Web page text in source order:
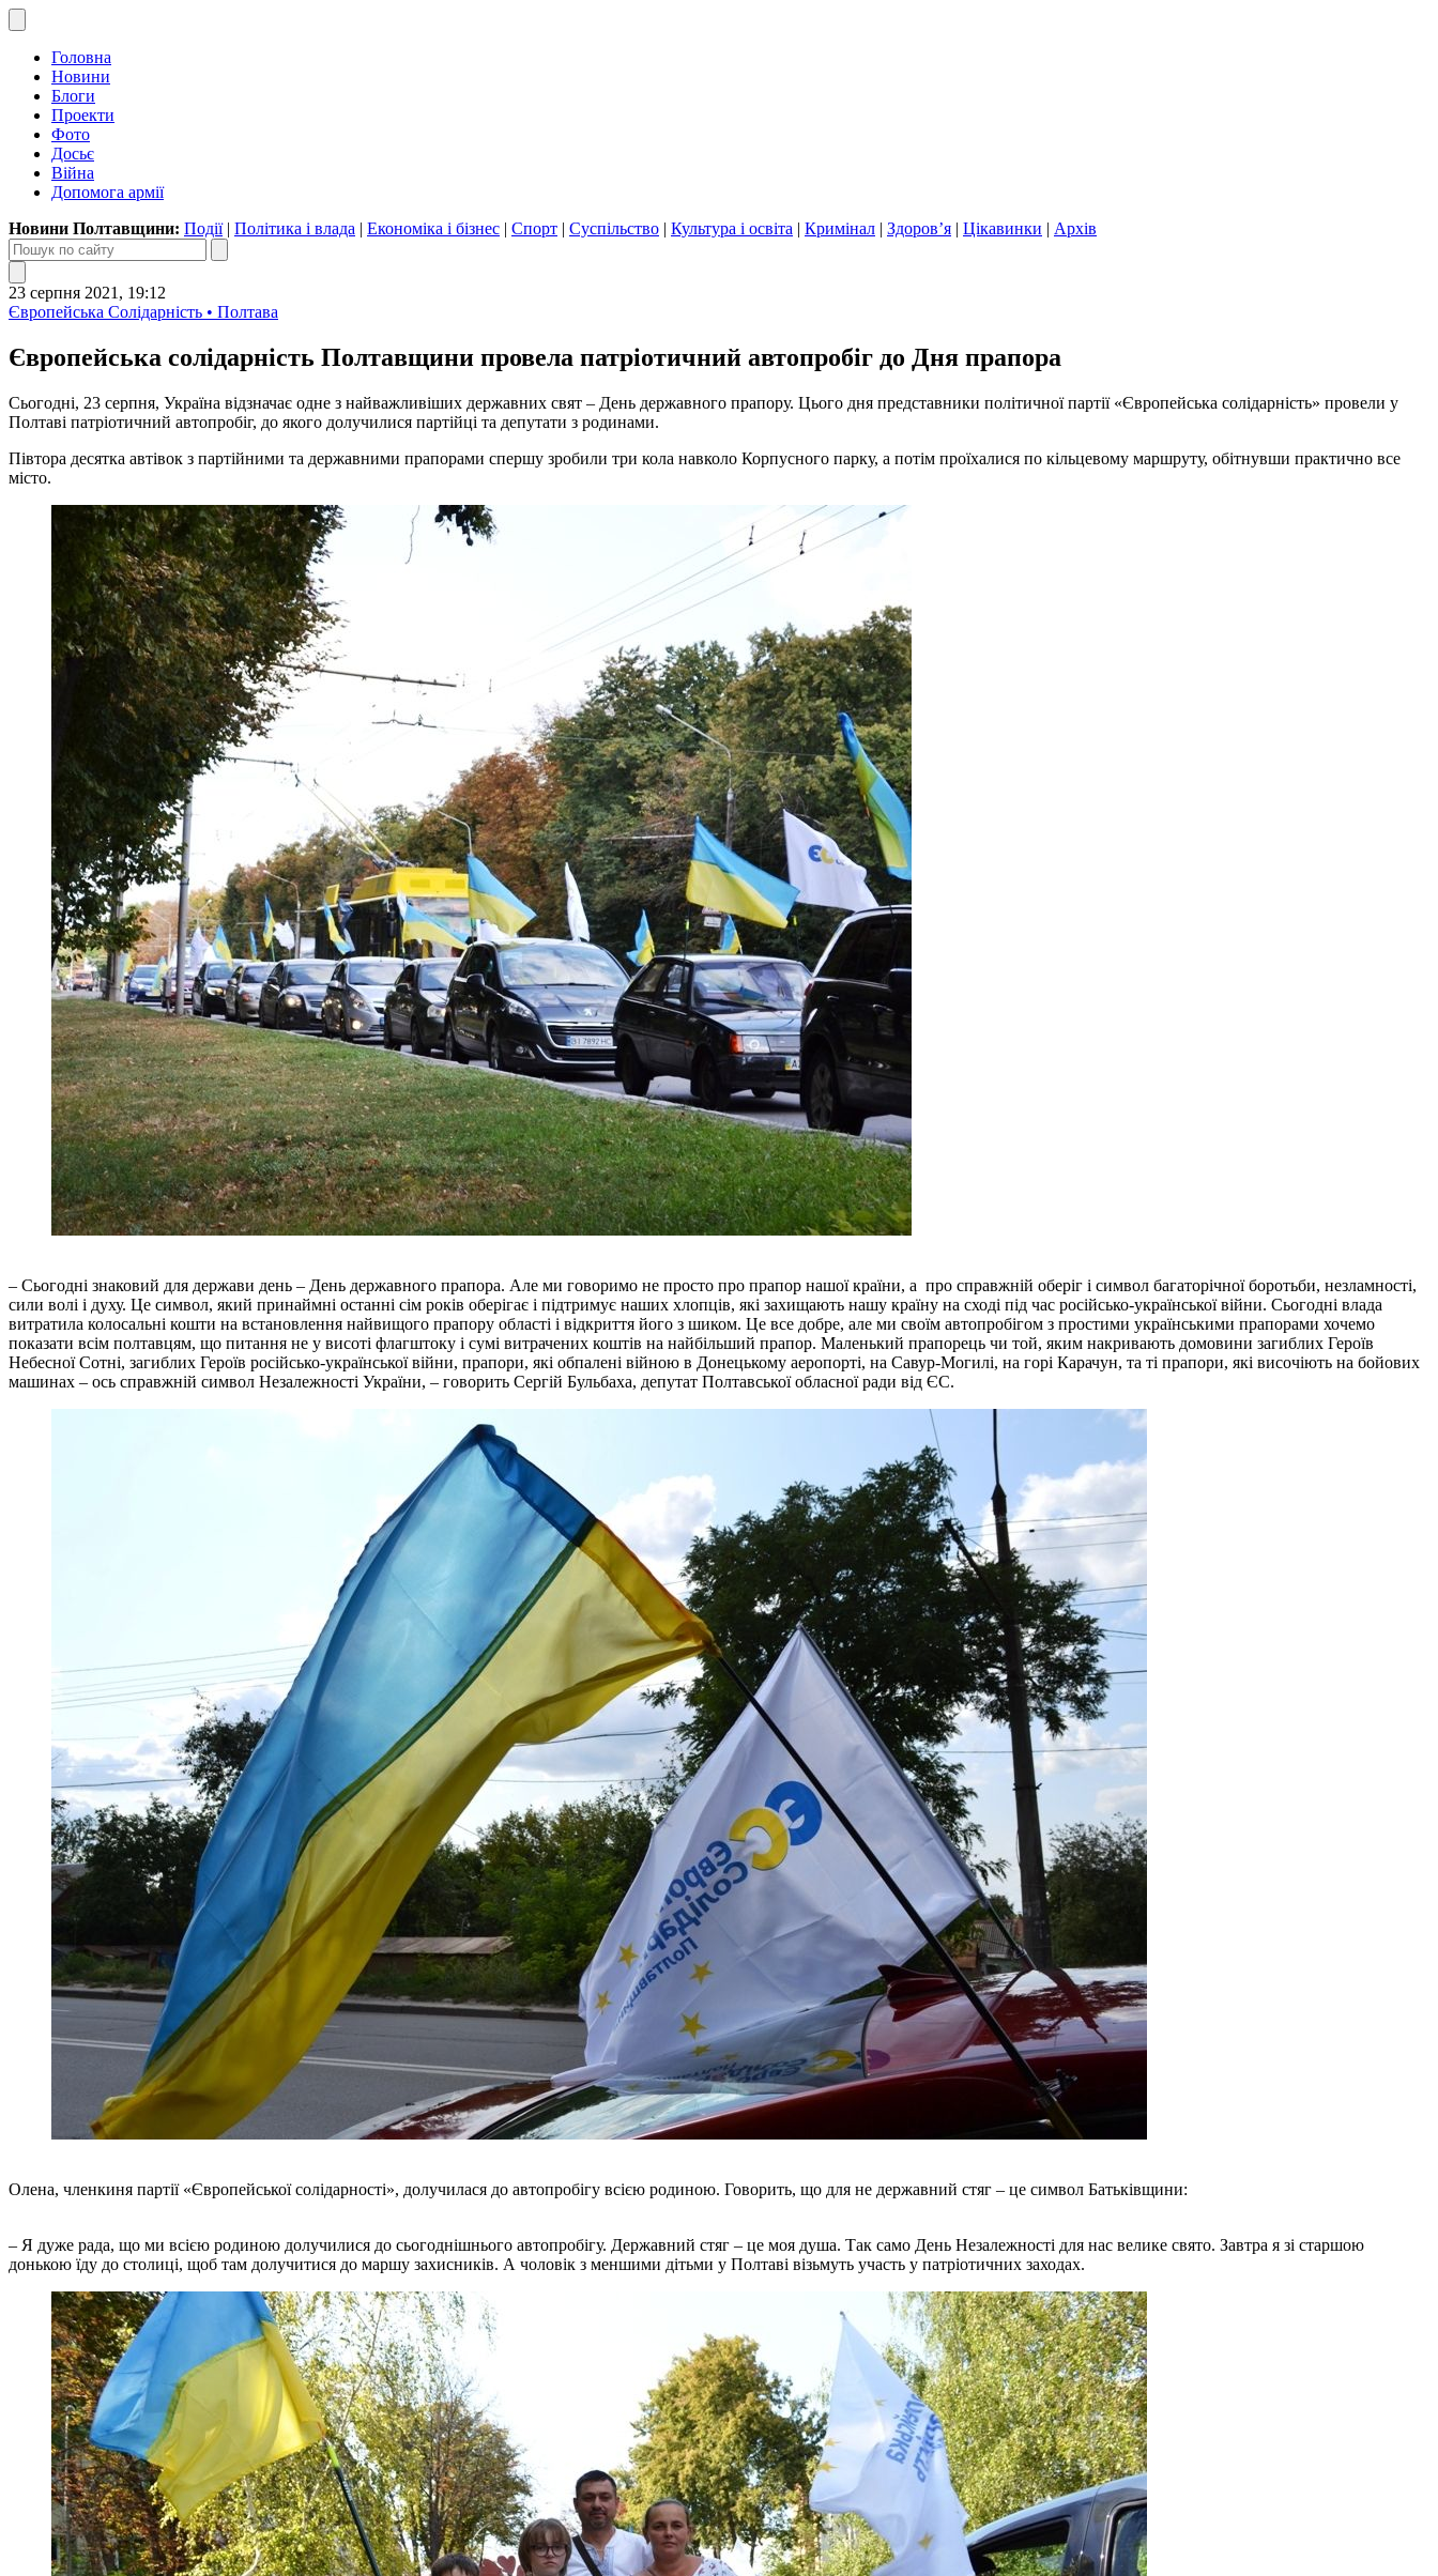
Головна
Новини
Блоги
Проекти
Фото
Досьє
Війна
Допомога армії
Новини Полтавщини: Події| Політика і влада | Економіка і бізнес | Спорт | Суспільство | Культура і освіта | Кримінал | Здоров’я | Цікавинки | Архів
23 серпня 2021, 19:12
Європейська Солідарність • Полтава
Європейська солідарність Полтавщини провела патріотичний автопробіг до Дня прапора
Сьогодні, 23 серпня, Україна відзначає одне з найважливіших державних свят – День державного прапору. Цього дня представники політичної партії «Європейська солідарність» провели у
Полтаві патріотичний автопробіг, до якого долучилися партійці та депутати з родинами.
Півтора десятка автівок з партійними та державними прапорами спершу зробили три кола навколо Корпусного парку, а потім проїхалися по кільцевому маршруту, обітнувши практично все
місто.
– Сьогодні знаковий для держави день – День державного прапора. Але ми говоримо не просто про прапор нашої країни, а про справжній оберіг і символ багаторічної боротьби, незламності,
сили волі і духу. Це символ, який принаймні останні сім років оберігає і підтримує наших хлопців, які захищають нашу країну на сході під час російсько-української війни. Сьогодні влада
витратила колосальні кошти на встановлення найвищого прапору області і відкриття його з шиком. Це все добре, але ми своїм автопробігом з простими українськими прапорами хочемо
показати всім полтавцям, що питання не у висоті флагштоку і сумі витрачених коштів на найбільший прапор. Маленький прапорець чи той, яким накривають домовини загиблих Героїв
Небесної Сотні, загиблих Героїв російсько-української війни, прапори, які обпалені війною в Донецькому аеропорті, на Савур-Могилі, на горі Карачун, та ті прапори, які височіють на бойових
машинах – ось справжній символ Незалежності України, – говорить Сергій Бульбаха, депутат Полтавської обласної ради від ЄС.
Олена, членкиня партії «Європейської солідарності», долучилася до автопробігу всією родиною. Говорить, що для не державний стяг – це символ Батьківщини:
– Я дуже рада, що ми всією родиною долучилися до сьогоднішнього автопробігу. Державний стяг – це моя душа. Так само День Незалежності для нас велике свято. Завтра я зі старшою
донькою їду до столиці, щоб там долучитися до маршу захисників. А чоловік з меншими дітьми у Полтаві візьмуть участь у патріотичних заходах.